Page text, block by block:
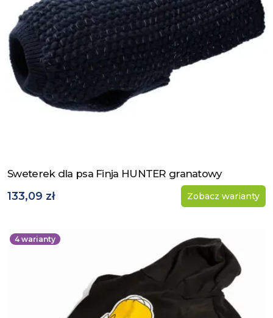
Zobacz produkt
Sweterek dla psa Finja HUNTER granatowy
133,09 zł Zobacz warianty
4 warianty